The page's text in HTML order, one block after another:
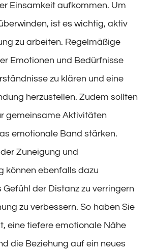
Einsamkeit aufkommen. Um
ist es wichtig, aktiv
zu arbeiten. Regelmäßige
Emotionen und Bedürfnisse
zu klären und eine
herzustellen. Zudem sollten
gemeinsame Aktivitäten
emotionale Band stärken.
Zuneigung und
können ebenfalls dazu
der Distanz zu verringern
zu verbessern. So haben Sie
eine tiefere emotionale Nähe
die Beziehung auf ein neues